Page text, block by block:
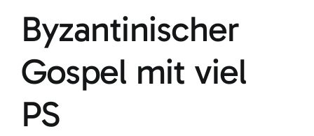
Byzantinischer
Gospel mit viel
PS